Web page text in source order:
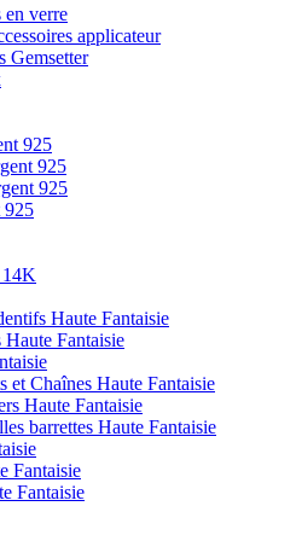
en verre
applicateur
Gemsetter
925
925
925
925
Haute Fantaisie
Fantaisie
et Chaînes Haute Fantaisie
Haute Fantaisie
barrettes Haute Fantaisie
Fantaisie
Fantaisie